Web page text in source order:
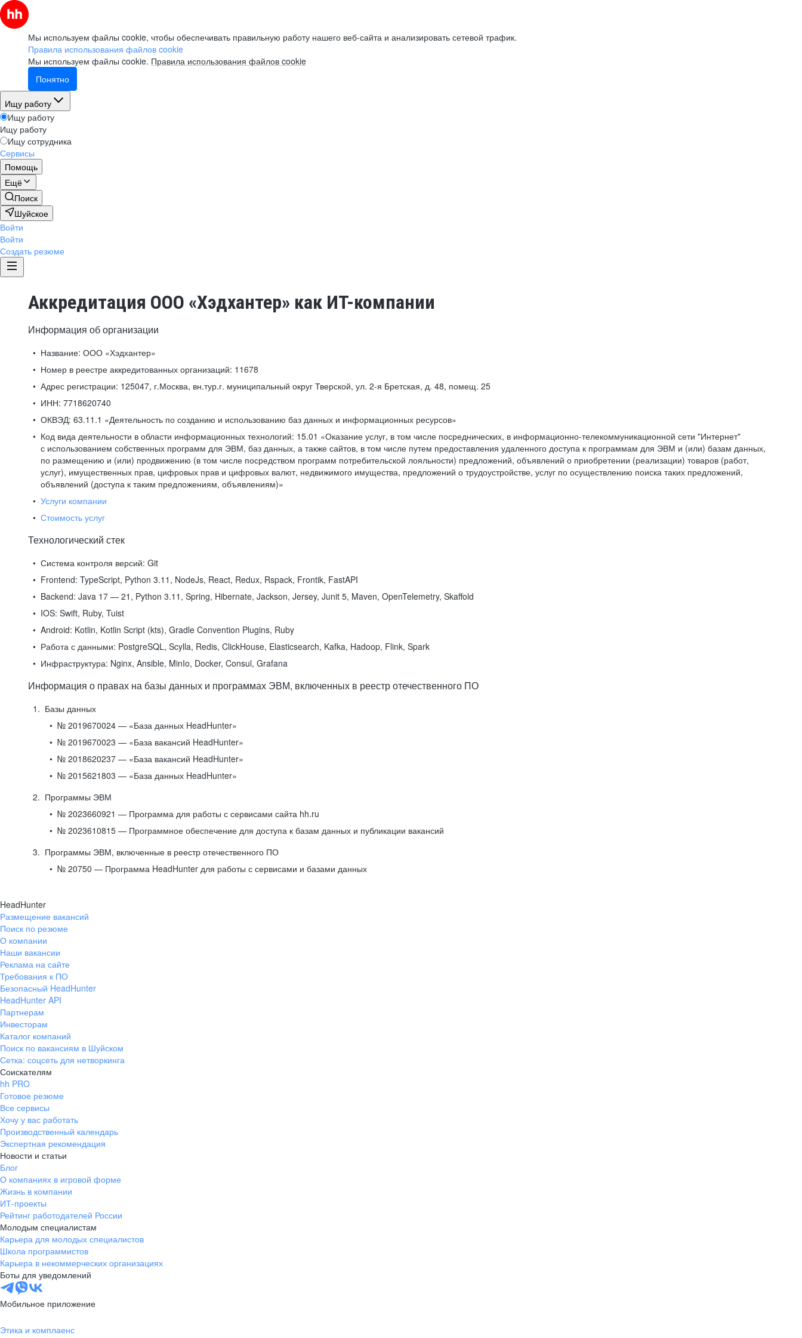
Мы используем файлы cookie, чтобы обеспечивать правильную работу нашего веб-сайта и анализировать сетевой трафик.
Правила использования файлов cookie
Мы используем файлы cookie. Правила использования файлов cookie
Понятно
Ищу работу
Ищу работу
Ищу работу
Ищу сотрудника
Сервисы
Помощь
Ещё
Поиск
Шуйское
Войти
Войти
Создать резюме
Аккредитация ООО «Хэдхантер» как ИТ-компании
Информация об организации
Название: ООО «Хэдхантер»
Номер в реестре аккредитованных организаций: 11678
Адрес регистрации: 125047, г.Москва, вн.тур.г. муниципальный округ Тверской, ул. 2-я Бретская, д. 48, помещ. 25
ИНН: 7718620740
ОКВЭД: 63.11.1 «Деятельность по созданию и использованию баз данных и информационных ресурсов»
Код вида деятельности в области информационных технологий: 15.01 «Оказание услуг, в том числе посреднических, в информационно-телекоммуникационной сети "Интернет"
с использованием собственных программ для ЭВМ, баз данных, а также сайтов, в том числе путем предоставления удаленного доступа к программам для ЭВМ и (или) базам данных,
по размещению и (или) продвижению (в том числе посредством программ потребительской лояльности) предложений, объявлений о приобретении (реализации) товаров (работ,
услуг), имущественных прав, цифровых прав и цифровых валют, недвижимого имущества, предложений о трудоустройстве, услуг по осуществлению поиска таких предложений,
объявлений (доступа к таким предложениям, объявлениям)»
Услуги компании
Стоимость услуг
Технологический стек
Система контроля версий: Git
Frontend: TypeScript, Python 3.11, NodeJs, React, Redux, Rspack, Frontik, FastAPI
Backend: Java 17 — 21, Python 3.11, Spring, Hibernate, Jackson, Jersey, Junit 5, Maven, OpenTelemetry, Skaffold
IOS: Swift, Ruby, Tuist
Android: Kotlin, Kotlin Script (kts), Gradle Convention Plugins, Ruby
Работа с данными: PostgreSQL, Scylla, Redis, ClickHouse, Elasticsearch, Kafka, Hadoop, Flink, Spark
Инфраструктура: Nginx, Ansible, MinIo, Docker, Consul, Grafana
Информация о правах на базы данных и программах ЭВМ, включенных в реестр отечественного ПО
Базы данных
№ 2019670024 — «База данных HeadHunter»
№ 2019670023 — «База вакансий HeadHunter»
№ 2018620237 — «База вакансий HeadHunter»
№ 2015621803 — «База данных HeadHunter»
Программы ЭВМ
№ 2023660921 — Программа для работы с сервисами сайта hh.ru
№ 2023610815 — Программное обеспечение для доступа к базам данных и публикации вакансий
Программы ЭВМ, включенные в реестр отечественного ПО
№ 20750 — Программа HeadHunter для работы с сервисами и базами данных
HeadHunter
Размещение вакансий
Поиск по резюме
О компании
Наши вакансии
Реклама на сайте
Требования к ПО
Безопасный HeadHunter
HeadHunter API
Партнерам
Инвесторам
Каталог компаний
Поиск по вакансиям в Шуйском
Сетка: соцсеть для нетворкинга
Соискателям
hh PRO
Готовое резюме
Все сервисы
Хочу у вас работать
Производственный календарь
Экспертная рекомендация
Новости и статьи
Блог
О компаниях в игровой форме
Жизнь в компании
ИТ-проекты
Рейтинг работодателей России
Молодым специалистам
Карьера для молодых специалистов
Школа программистов
Карьера в некоммерческих организациях
Боты для уведомлений
Мобильное приложение
Этика и комплаенс